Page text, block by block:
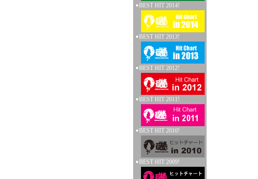
BEST HIT 2014!
BEST HIT 2013!
BEST HIT 2012!
BEST HIT 2011!
BEST HIT 2010!
BEST HIT 2009!